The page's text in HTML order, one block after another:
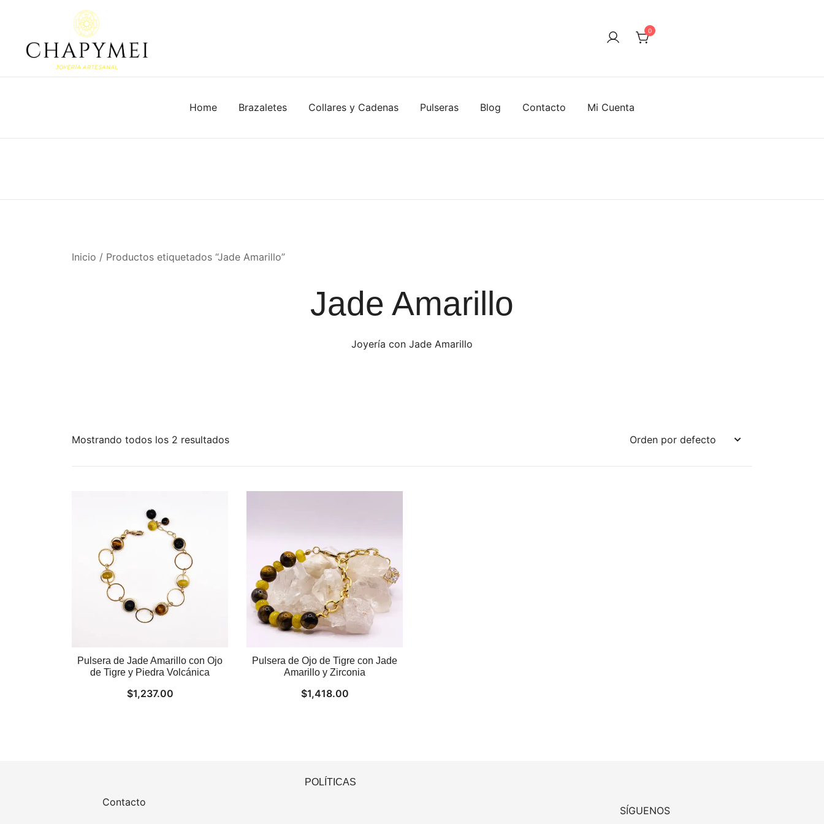
content
0
Home Brazaletes Collares y Cadenas Pulseras Blog Contacto Mi Cuenta
Inicio / Productos etiquetados “Jade Amarillo”
Jade Amarillo
Joyería con Jade Amarillo
Mostrando todos los 2 resultados
Pulsera de Jade Amarillo con Ojo
de Tigre y Piedra Volcánica
$1,237.00
Pulsera de Ojo de Tigre con Jade
Amarillo y Zirconia
$1,418.00
Contacto
POLÍTICAS
SÍGUENOS